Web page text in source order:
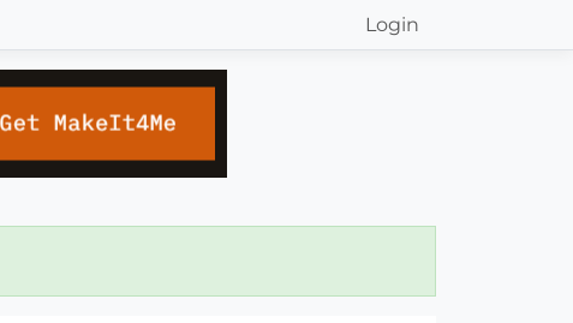
Login